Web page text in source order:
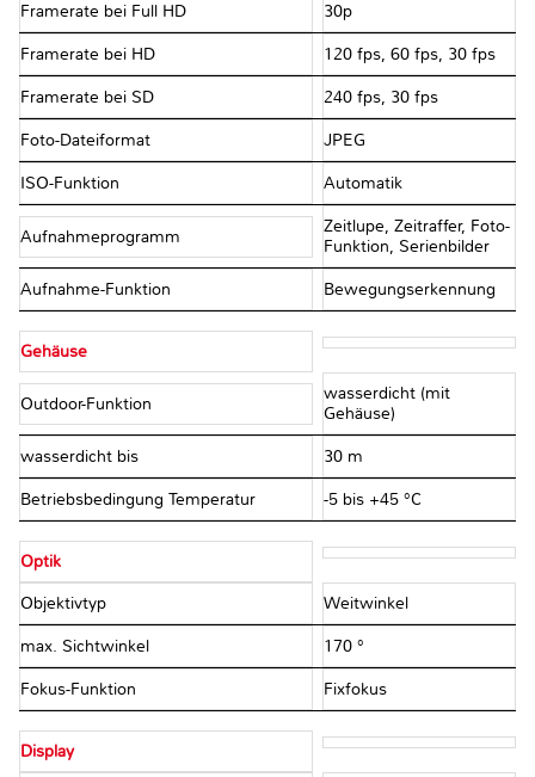
Framerate bei Full HD 30p
Framerate bei HD 120 fps, 60 fps, 30 fps
Framerate bei SD 240 fps, 30 fps
Foto-Dateiformat JPEG
ISO-Funktion Automatik
Aufnahmeprogramm
Zeitlupe, Zeitraffer, Foto-
Funktion, Serienbilder
Aufnahme-Funktion Bewegungserkennung
Gehäuse
Outdoor-Funktion
wasserdicht (mit
Gehäuse)
wasserdicht bis 30 m
Betriebsbedingung Temperatur -5 bis +45 °C
Optik
Objektivtyp Weitwinkel
max. Sichtwinkel 170 °
Fokus-Funktion Fixfokus
Display